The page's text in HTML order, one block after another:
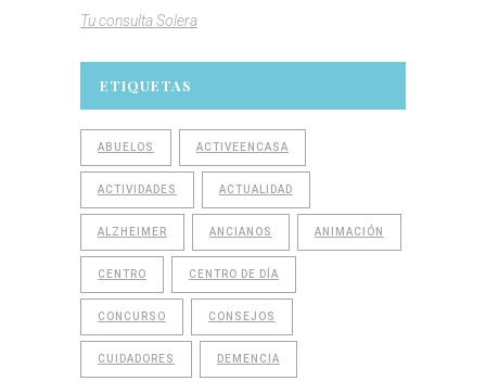
Tu consulta Solera
ETIQUETAS
ABUELOS ACTIVEENCASA
ACTIVIDADES ACTUALIDAD
ALZHEIMER ANCIANOS ANIMACIÓN
CENTRO CENTRO DE DÍA
CONCURSO CONSEJOS
CUIDADORES DEMENCIA